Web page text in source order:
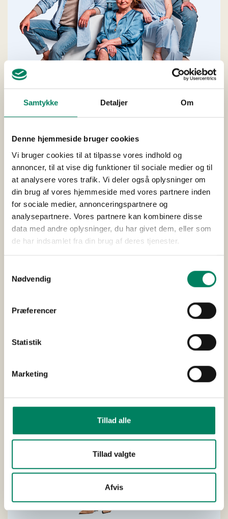
Samtykke Detaljer Om
Denne hjemmeside bruger cookies
Vi bruger cookies til at tilpasse vores indhold og
annoncer, til at vise dig funktioner til sociale medier og til
at analysere vores trafik. Vi deler også oplysninger om
din brug af vores hjemmeside med vores partnere inden
for sociale medier, annonceringspartnere og
analysepartnere. Vores partnere kan kombinere disse
data med andre oplysninger, du har givet dem, eller som
de har indsamlet fra din brug af deres tjenester.
Nødvendig
Præferencer
Statistik
Marketing
Tillad alle
Tillad valgte
Afvis
Cirkusrevyen 2022
Lisbet Dahl
Niels Olsen
Carsten Svendsen